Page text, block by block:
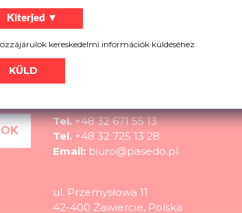
Kiterjed ▼
kereskedelmi információk küldéséhez
KAPCSOLATBA
Tel.+48 32 671 55 13
Tel. +48 32 725 13 28
Email: biuro@pasedo.pl
ul. Przemysłowa 11
42-400 Zawiercie, Polska